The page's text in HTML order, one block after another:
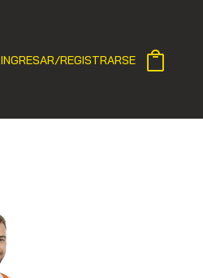
INGRESAR/REGISTRARSE